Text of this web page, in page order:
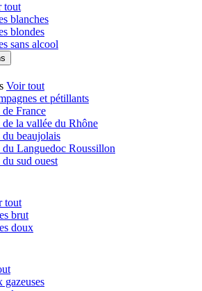
tout
blanches
blondes
sans alcool
Voir tout
et pétillants
France
la vallée du Rhône
beaujolais
Languedoc Roussillon
sud ouest
tout
brut
doux
gazeuses